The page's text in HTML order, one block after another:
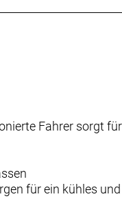
Fahrer sorgt
für ein kühles